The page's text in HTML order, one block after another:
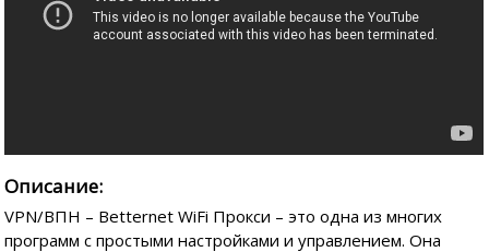
Описание:
VPN/ВПН – Betternet WiFi Прокси – это одна из многих
программ с простыми настройками и управлением. Она